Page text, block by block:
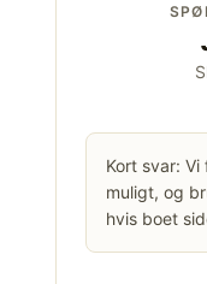
Kort svar:
muligt, og
hvis boet